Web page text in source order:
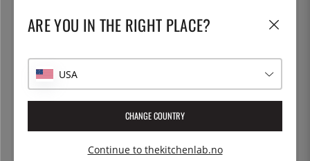
ARE YOU IN THE RIGHT PLACE?
USA
CHANGE COUNTRY
Continue to thekitchenlab.no